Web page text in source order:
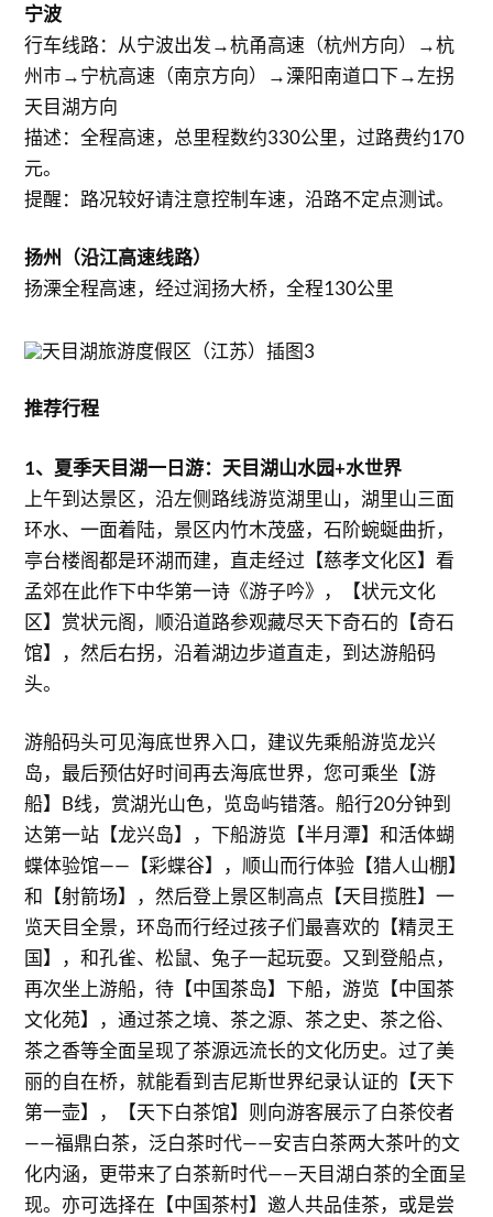
宁波
行车线路：从宁波出发→杭甬高速（杭州方向）→杭
州市→宁杭高速（南京方向）→溧阳南道口下→左拐
天目湖方向
描述：全程高速，总里程数约330公里，过路费约170
元。
提醒：路况较好请注意控制车速，沿路不定点测试。
扬州（沿江高速线路）
扬溧全程高速，经过润扬大桥，全程130公里
推荐行程
1、夏季天目湖一日游：天目湖山水园+水世界
上午到达景区，沿左侧路线游览湖里山，湖里山三面
环水、一面着陆，景区内竹木茂盛，石阶蜿蜒曲折，
亭台楼阁都是环湖而建，直走经过【慈孝文化区】看
孟郊在此作下中华第一诗《游子吟》，【状元文化
区】赏状元阁，顺沿道路参观藏尽天下奇石的【奇石
馆】，然后右拐，沿着湖边步道直走，到达游船码
头。
游船码头可见海底世界入口，建议先乘船游览龙兴
岛，最后预估好时间再去海底世界，您可乘坐【游
船】B线，赏湖光山色，览岛屿错落。船行20分钟到
达第一站【龙兴岛】，下船游览【半月潭】和活体蝴
蝶体验馆——【彩蝶谷】，顺山而行体验【猎人山棚】
和【射箭场】，然后登上景区制高点【天目揽胜】一
览天目全景，环岛而行经过孩子们最喜欢的【精灵王
国】，和孔雀、松鼠、兔子一起玩耍。又到登船点，
再次坐上游船，待【中国茶岛】下船，游览【中国茶
文化苑】，通过茶之境、茶之源、茶之史、茶之俗、
茶之香等全面呈现了茶源远流长的文化历史。过了美
丽的自在桥，就能看到吉尼斯世界纪录认证的【天下
第一壶】，【天下白茶馆】则向游客展示了白茶佼者
——福鼎白茶，泛白茶时代——安吉白茶两大茶叶的文
化内涵，更带来了白茶新时代——天目湖白茶的全面呈
现。亦可选择在【中国茶村】邀人共品佳茶，或是尝